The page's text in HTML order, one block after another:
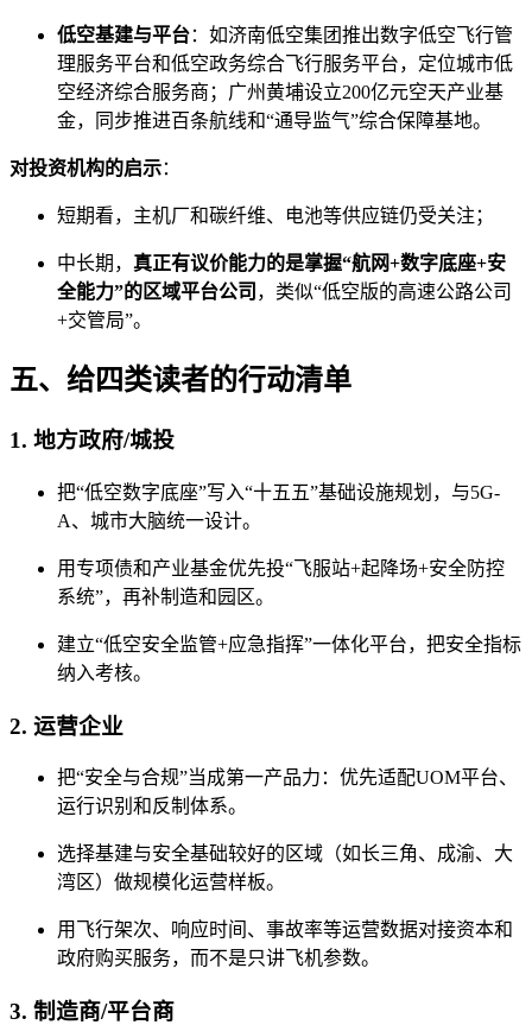
低空基建与平台：如济南低空集团推出数字低空飞行管
理服务平台和低空政务综合飞行服务平台，定位城市低
空经济综合服务商；广州黄埔设立200亿元空天产业基
金，同步推进百条航线和“通导监气”综合保障基地。
对投资机构的启示：
短期看，主机厂和碳纤维、电池等供应链仍受关注；
中长期， 真正有议价能力的是掌握“航网+数字底座+安
全能力”的区域平台公司 ，类似“低空版的高速公路公司
+交管局”。
五、给四类读者的行动清单
1. 地方政府/城投
把“低空数字底座”写入“十五五”基础设施规划，与5G-
A、城市大脑统一设计。
用专项债和产业基金优先投“飞服站+起降场+安全防控
系统”，再补制造和园区。
建立“低空安全监管+应急指挥”一体化平台，把安全指标
纳入考核。
2. 运营企业
把“安全与合规”当成第一产品力：优先适配UOM平台、
运行识别和反制体系。
选择基建与安全基础较好的区域（如长三角、成渝、大
湾区）做规模化运营样板。
用飞行架次、响应时间、事故率等运营数据对接资本和
政府购买服务，而不是只讲飞机参数。
3. 制造商/平台商